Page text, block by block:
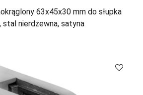
63x45x30 mm do słupka
stal nierdzewna, satyna